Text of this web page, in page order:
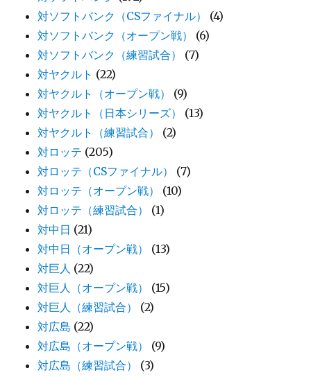
対ソフトバンク（CSファイナル）
(4)
対ソフトバンク（オープン戦）
(6)
対ソフトバンク（練習試合）
(7)
対ヤクルト (22)
対ヤクルト（オープン戦）
(9)
対ヤクルト（日本シリーズ）
(13)
対ヤクルト（練習試合）
(2)
対ロッテ (205)
対ロッテ（CSファイナル）
(7)
対ロッテ（オープン戦）
(10)
対ロッテ（練習試合）
(1)
対中日 (21)
対中日（オープン戦）
(13)
対巨人 (22)
対巨人（オープン戦）
(15)
対巨人（練習試合）
(2)
対広島 (22)
対広島（オープン戦）
(9)
対広島（練習試合）
(3)